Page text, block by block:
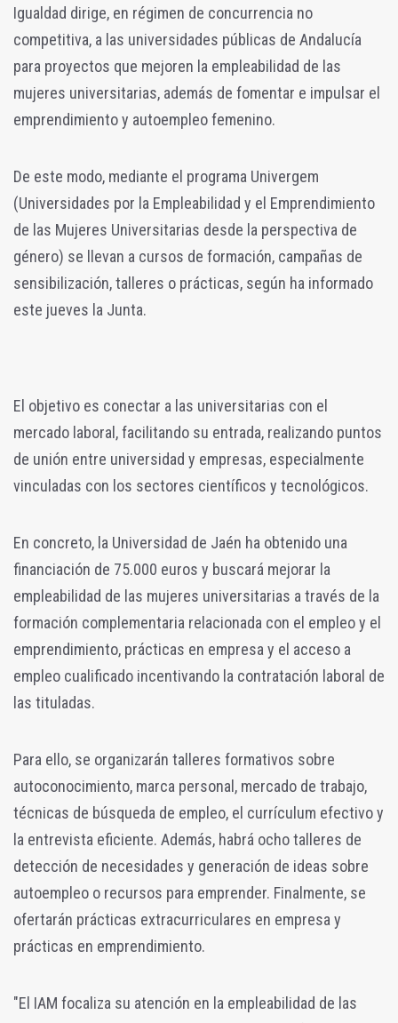
Igualdad dirige, en régimen de concurrencia no
competitiva, a las universidades públicas de Andalucía
para proyectos que mejoren la empleabilidad de las
mujeres universitarias, además de fomentar e impulsar el
emprendimiento y autoempleo femenino.
De este modo, mediante el programa Univergem
(Universidades por la Empleabilidad y el Emprendimiento
de las Mujeres Universitarias desde la perspectiva de
género) se llevan a cursos de formación, campañas de
sensibilización, talleres o prácticas, según ha informado
este jueves la Junta.
El objetivo es conectar a las universitarias con el
mercado laboral, facilitando su entrada, realizando puntos
de unión entre universidad y empresas, especialmente
vinculadas con los sectores científicos y tecnológicos.
En concreto, la Universidad de Jaén ha obtenido una
financiación de 75.000 euros y buscará mejorar la
empleabilidad de las mujeres universitarias a través de la
formación complementaria relacionada con el empleo y el
emprendimiento, prácticas en empresa y el acceso a
empleo cualificado incentivando la contratación laboral de
las tituladas.
Para ello, se organizarán talleres formativos sobre
autoconocimiento, marca personal, mercado de trabajo,
técnicas de búsqueda de empleo, el currículum efectivo y
la entrevista eficiente. Además, habrá ocho talleres de
detección de necesidades y generación de ideas sobre
autoempleo o recursos para emprender. Finalmente, se
ofertarán prácticas extracurriculares en empresa y
prácticas en emprendimiento.
"El IAM focaliza su atención en la empleabilidad de las